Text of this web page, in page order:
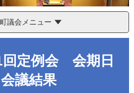
議会メニュー
回定例会 会期日
議結果